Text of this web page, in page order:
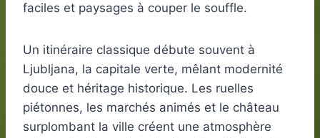
faciles et paysages à couper le souffle.
Un itinéraire classique débute souvent à
Ljubljana, la capitale verte, mêlant modernité
douce et héritage historique. Les ruelles
piétonnes, les marchés animés et le château
surplombant la ville créent une atmosphère